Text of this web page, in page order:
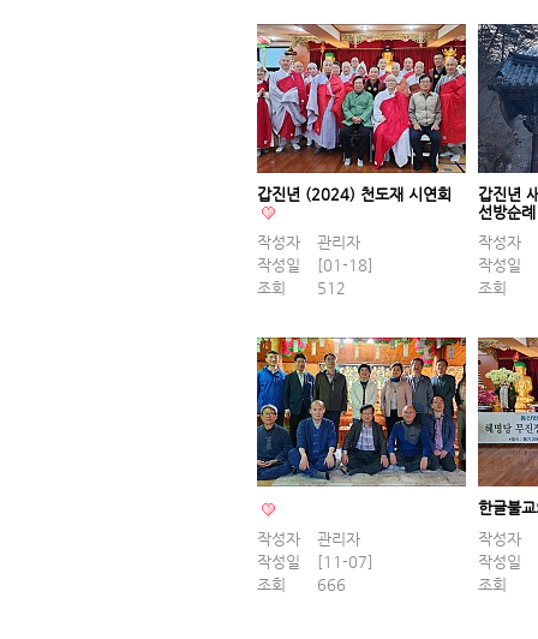
갑진년 (2024) 천도재 시연회
작성자
관리자
작성일
[01-18]
조회
512
갑진년
선방순
작성자
작성일
조회
작성자
관리자
작성일
[11-07]
조회
666
한글불
작성자
작성일
조회